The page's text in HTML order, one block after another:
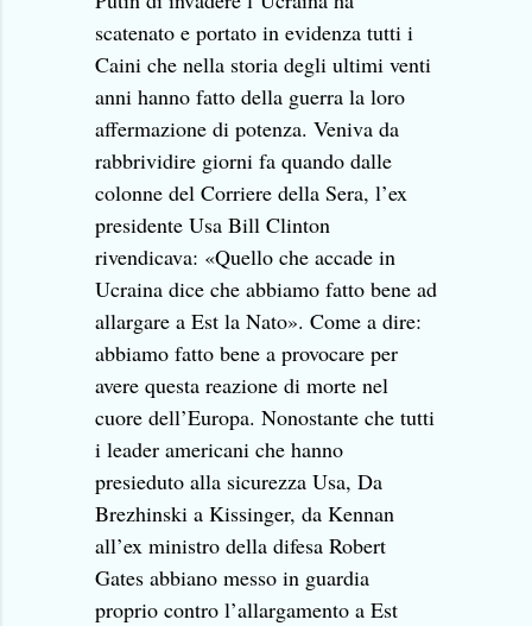
scatenato e portato in evidenza tutti i
Caini che nella storia degli ultimi venti
anni hanno fatto della guerra la loro
affermazione di potenza. Veniva da
rabbrividire giorni fa quando dalle
colonne del Corriere della Sera, l’ex
presidente Usa Bill Clinton
rivendicava: «Quello che accade in
Ucraina dice che abbiamo fatto bene ad
allargare a Est la Nato». Come a dire:
abbiamo fatto bene a provocare per
avere questa reazione di morte nel
cuore dell’Europa. Nonostante che tutti
i leader americani che hanno
presieduto alla sicurezza Usa, Da
Brezhinski a Kissinger, da Kennan
all’ex ministro della difesa Robert
Gates abbiano messo in guardia
proprio contro l’allargamento a Est